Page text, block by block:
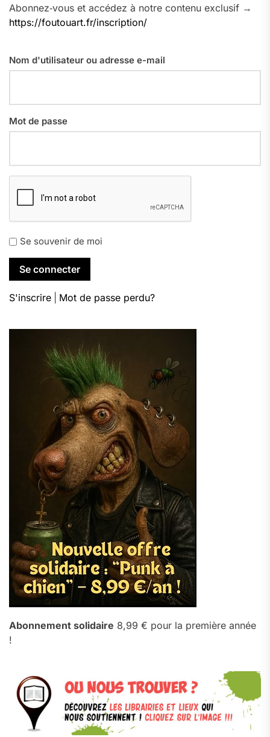
Abonnez‑vous et accédez à notre contenu exclusif →
https://foutouart.fr/inscription/
Nom d'utilisateur ou adresse e-mail
Mot de passe
Se souvenir de moi
S'inscrire Mot de passe perdu?
Abonnement solidaire 8,99 € pour la première année
!